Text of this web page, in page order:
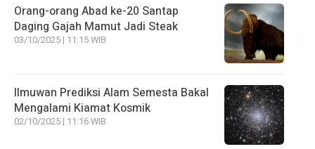
Orang-orang Abad ke-20 Santap
Daging Gajah Mamut Jadi Steak
03/10/2025 | 11:15 WIB
Ilmuwan Prediksi Alam Semesta Bakal
Mengalami Kiamat Kosmik
02/10/2025 | 11:16 WIB